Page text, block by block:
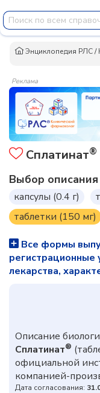
Энциклопедия РЛС/
Реклама
Сплатинат®
Выбор описания
капсулы (0.4 г)
таблетки (150 мг)
Все формы
регистрационные
лекарства,
Описание
Сплатинат®
официальной
компанией-
Дата согласования: